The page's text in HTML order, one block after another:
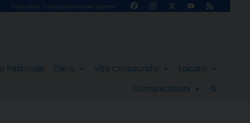
Festa della Trasfigurazione del Signore FacebookInstagram
X
YouTube
Feed
Pastorale Clero Vita Consacrata
Laicato
Comunicazioni